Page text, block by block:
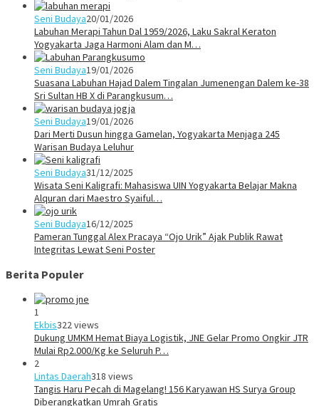
Seni Budaya20/01/2026
Labuhan Merapi Tahun Dal 1959/2026, Laku Sakral Keraton
Yogyakarta Jaga Harmoni Alam dan M…
Seni Budaya19/01/2026
Suasana Labuhan Hajad Dalem Tingalan Jumenengan Dalem ke-38
Sri Sultan HB X di Parangkusum…
Seni Budaya19/01/2026
Dari Merti Dusun hingga Gamelan, Yogyakarta Menjaga 245
Warisan Budaya Leluhur
Seni Budaya31/12/2025
Wisata Seni Kaligrafi: Mahasiswa UIN Yogyakarta Belajar Makna
Alquran dari Maestro Syaiful…
Seni Budaya16/12/2025
Pameran Tunggal Alex Pracaya “Ojo Urik” Ajak Publik Rawat
Integritas Lewat Seni Poster
Berita Populer
1
Ekbis322 views
Dukung UMKM Hemat Biaya Logistik, JNE Gelar Promo Ongkir JTR
Mulai Rp2.000/Kg ke Seluruh P…
2
Lintas Daerah318 views
Tangis Haru Pecah di Magelang! 156 Karyawan HS Surya Group
Diberangkatkan Umrah Gratis